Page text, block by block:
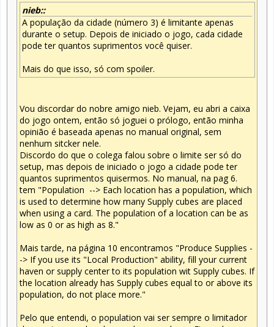
nieb::
A população da cidade (número 3) é limitante apenas
durante o setup. Depois de iniciado o jogo, cada cidade
pode ter quantos suprimentos você quiser.
Mais do que isso, só com spoiler.
Vou discordar do nobre amigo nieb. Vejam, eu abri a caixa
do jogo ontem, então só joguei o prólogo, então minha
opinião é baseada apenas no manual original, sem
nenhum sitcker nele.
Discordo do que o colega falou sobre o limite ser só do
setup, mas depois de iniciado o jogo a cidade pode ter
quantos suprimentos quisermos. No manual, na pag 6.
tem "Population --> Each location has a population, which
is used to determine how many Supply cubes are placed
when using a card. The population of a location can be as
low as 0 or as high as 8."
Mais tarde, na página 10 encontramos "Produce Supplies -
-> If you use its "Local Production" ability, fill your current
haven or supply center to its population wit Supply cubes. If
the location already has Supply cubes equal to or above its
population, do not place more."
Pelo que entendi, o population vai ser sempre o limitador